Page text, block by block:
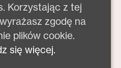
Korzystając z tej
zgodę na
plików cookie.
się więcej.